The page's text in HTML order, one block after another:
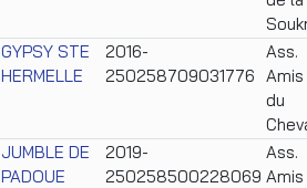
GYPSY STE
HERMELLE
2016-
250258709031776
Ass.
Amis
du
JUMBLE DE
PADOUE
2019-
250258500228069
Ass.
Amis